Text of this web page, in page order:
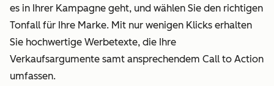
es in Ihrer Kampagne geht, und wählen Sie den richtigen
Tonfall für Ihre Marke. Mit nur wenigen Klicks erhalten
Sie hochwertige Werbetexte, die Ihre
Verkaufsargumente samt ansprechendem Call to Action
umfassen.